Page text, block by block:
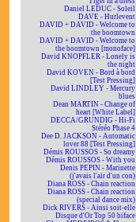
Daniel LEDUC - Soleil
DAVE - Hurlevent
DAVID + DAVID - Welcome to
the boomtown
DAVID + DAVID - Welcome to
the boomtown [monoface]
David KNOPFLER - Lonely is
the night
David KOVEN - Bord à bord
[Test Pressing]
David LINDLEY - Mercury
blues
Dean MARTIN - Change of
heart [White Label]
DECCA/GRUNDIG - Hi-Fi
Stéréo Phase 4
Dee D. JACKSON - Automatic
lover 88 [Test Pressing]
Démis ROUSSOS - So dreamy
Démis ROUSSOS - With you
Denis PEPIN - Marinette
(j'avais l'air d'un con)
Diana ROSS - Chain reaction
Diana ROSS - Chain reaction
(special dance mix)
Dick RIVERS - Ainsi soit-elle
Disque d'Or Top 50 biface